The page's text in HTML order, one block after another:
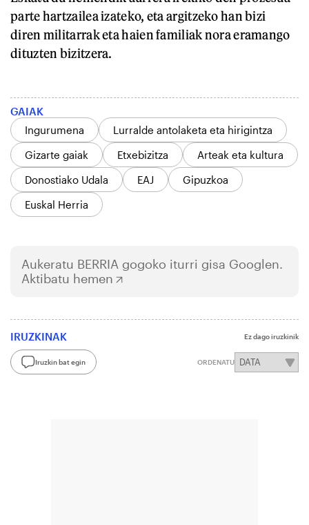
parte hartzailea izateko, eta argitzeko han bizi
diren militarrak eta haien familiak nora eramango
dituzten bizitzera.
GAIAK
Ingurumena
Lurralde antolaketa eta hirigintza
Gizarte gaiak
Etxebizitza
Arteak eta kultura
Donostiako Udala
EAJ
Gipuzkoa
Euskal Herria
Aukeratu BERRIA gogoko iturri gisa Googlen.
Aktibatu hemen
IRUZKINAK Ez dago iruzkinik
Iruzkin bat egin ORDENATU